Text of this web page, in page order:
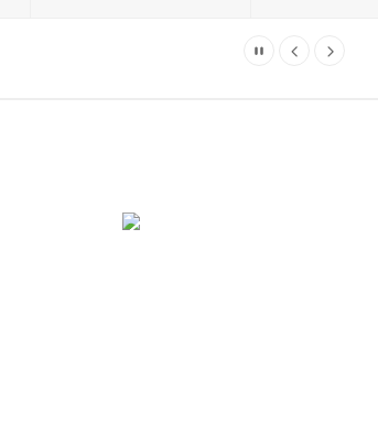
diario del 4% en sus activos digitales